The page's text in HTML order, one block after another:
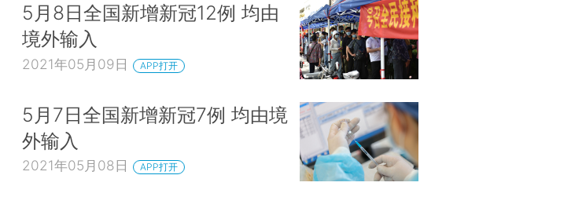
5月8日全国新增新冠12例 均由
境外输入
2021年05月09日 APP打开
5月7日全国新增新冠7例 均由境
外输入
2021年05月08日 APP打开